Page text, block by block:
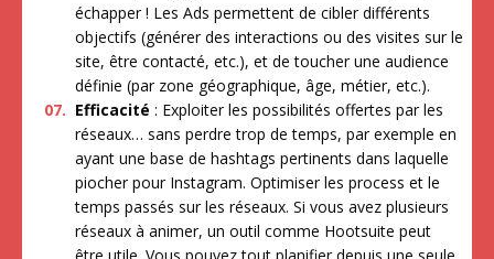
échapper ! Les Ads permettent de cibler différents
objectifs (générer des interactions ou des visites sur le
site, être contacté, etc.), et de toucher une audience
définie (par zone géographique, âge, métier, etc.).
Efficacité : Exploiter les possibilités offertes par les
réseaux… sans perdre trop de temps, par exemple en
ayant une base de hashtags pertinents dans laquelle
piocher pour Instagram. Optimiser les process et le
temps passés sur les réseaux. Si vous avez plusieurs
réseaux à animer, un outil comme Hootsuite peut